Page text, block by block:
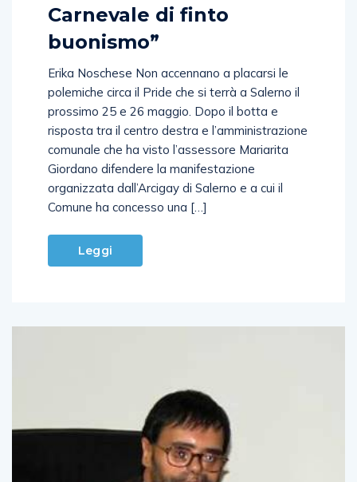
Carnevale di finto
buonismo”
Erika Noschese Non accennano a placarsi le
polemiche circa il Pride che si terrà a Salerno il
prossimo 25 e 26 maggio. Dopo il botta e
risposta tra il centro destra e l’amministrazione
comunale che ha visto l’assessore Mariarita
Giordano difendere la manifestazione
organizzata dall’Arcigay di Salerno e a cui il
Comune ha concesso una […]
Leggi